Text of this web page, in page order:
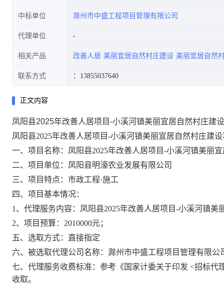
中标单位 滁州市中盛工程项目管理有限公司
代理单位
相关产品 改善人居 美丽宜居自然村庄建设 美丽宜居自然
联系方式 ：13855037640
正文内容
凤阳县2025年改善人居项目-小溪河镇美丽宜居自然村庄建
凤阳县2025年改善人居项目-小溪河镇美丽宜居自然村庄建
一、 项目名称：凤阳县2025年改善人居项目-小溪河镇美丽
二、项目单位：凤阳县明濠农业发展有限公司
三、项目特点：市政工程·施工
四、项目基本情况：
1、代理服务内容：凤阳县2025年改善人居项目-小溪河镇
2、项目预算：2010000元；
五、选取方式：直接指定
六、被选取代理公司名称：滁州市中盛工程项目管理有限公
七、代理服务收费标准：参考《国家计委关于印发 <招标代
收取。